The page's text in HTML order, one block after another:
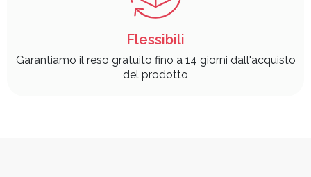
Flessibili
Garantiamo il reso gratuito fino a 14 giorni dall'acquisto
del prodotto